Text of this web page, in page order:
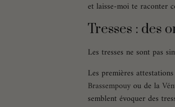
et laisse-moi te raconter
Tresses : des
Les tresses ne sont pas
Les premières
Brassempouyou de la
semblent évoquer des